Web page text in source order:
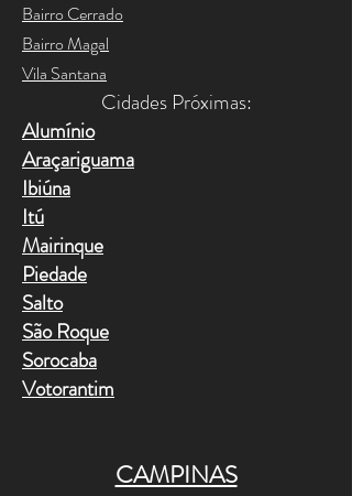
Bairro Cerrado
Bairro Magal
Vila Santana
Cidades Próximas:​
Alumínio
Araçariguama
Ibiúna
Itú
Mairinque
Piedade
Salto
São Roque
Sorocaba
Votorantim
CAMPINAS